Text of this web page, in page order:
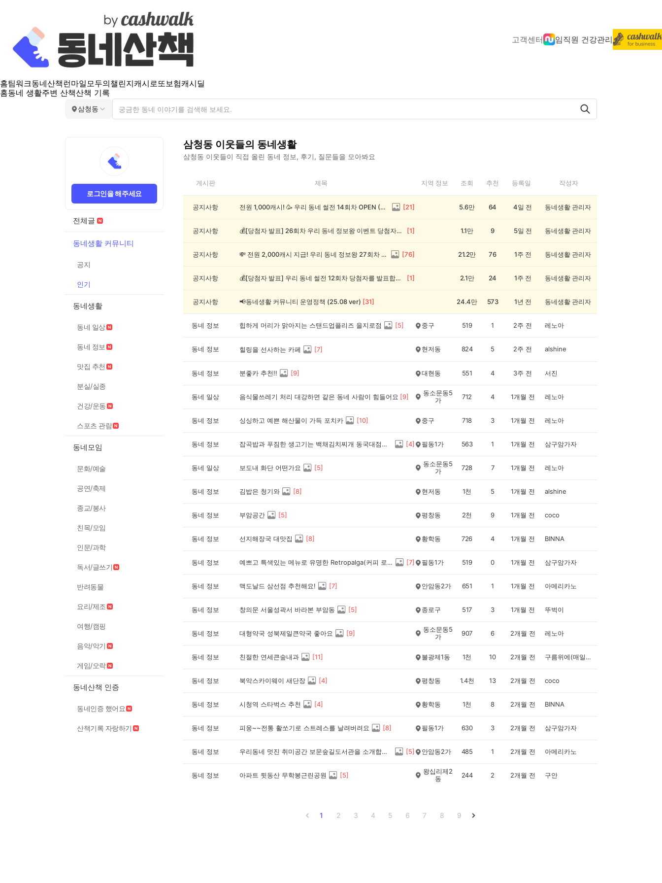
고객센터 임직원 건강관리
홈팀워크동네산책 런마일모두의챌린지캐시로또보험캐시딜
홈동네 생활주변 산책산책 기록
삼청동
로그인을 해주세요
전체글
동네생활 커뮤니티
공지
인기
동네생활
동네 일상
동네 정보
맛집 추천
분실/실종
건강/운동
스포츠 관람
동네모임
문화/예술
공연/축제
종교/봉사
친목/모임
인문/과학
독서/글쓰기
반려동물
요리/제조
여행/캠핑
음악/악기
게임/오락
동네산책 인증
동네인증 했어요
산책기록 자랑하기
삼청동 이웃들의 동네생활
삼청동 이웃들이 직접 올린 동네 정보, 후기, 질문들을 모아봐요
동
게시판 제목 지역 정보 조회 추천 등록일 작성자
공지사항 전원 1,000캐시! 🥳 우리 동네 썰전 14회차 OPEN (~8/17) [21] 5.6만 64 4일 전 동네생활 관리자
공지사항 💰[당첨자 발표] 26회차 우리 동네 정보왕 이벤트 당첨자를 발표합니다! [1] 1.1만 9 5일 전 동네생활 관리자
공지사항 💸 전원 2,000캐시 지급! 우리 동네 정보왕 27회차 (~8/10) [76] 21.2만 76 1주 전 동네생활 관리자
공지사항 💰[당첨자 발표] 우리 동네 썰전 12회차 당첨자를 발표합니다! [1] 2.1만 24 1주 전 동네생활 관리자
공지사항 📢동네생활 커뮤니티 운영정책 (25.08 ver) [31] 24.4만 573 1년 전 동네생활 관리자
동네 정보 힙하게 머리가 맑아지는 스탠드업플리즈 을지로점 [5] 중구 519 1 2주 전 레노아
동네 정보 힐링을 선사하는 카페 [7] 현저동 824 5 2주 전 alshine
동네 정보 분좋카 추천!! [9] 대현동 551 4 3주 전 서진
동네 일상 음식물쓰레기 처리 대강하면 같은 동네 사람이 힘들어요 [9]
동소문동5
가
712 4 1개월 전 레노아
동네 정보 싱싱하고 예쁜 해산물이 가득 포치카 [10] 중구 718 3 1개월 전 레노아
동네 정보 잡곡밥과 푸짐한 생고기는 백채김치찌개 동국대점에서~~ [4] 필동1가 563 1 1개월 전 삼구암가자
동네 일상 보도내 화단 어떤가요 [5]
동소문동5
가
728 7 1개월 전 레노아
동네 정보 김밥은 청기와 [8] 현저동 1천 5 1개월 전 alshine
동네 정보 부암공간 [5] 평창동 2천 9 1개월 전 coco
동네 정보 선지해장국 대맛집 [8] 황학동 726 4 1개월 전 BINNA
동네 정보 예쁘고 특색있는 메뉴로 유명한 Retropalga(커피 로스터스) [7] 필동1가 519 0 1개월 전 삼구암가자
동네 정보 맥도날드 삼선점 추천해요! [7] 안암동2가 651 1 1개월 전 아메리카노
동네 정보 창의문 서울성곽서 바라본 부암동 [5] 종로구 517 3 1개월 전 뚜벅이
동네 정보 대형약국 성북제일큰약국 좋아요 [9]
동소문동5
가
907 6 2개월 전 레노아
동네 정보 친절한 연세큰숲내과 [11] 불광제1동 1천 10 2개월 전 구름위에(매일오전중)
동네 정보 북악스카이웨이 새단장 [4] 평창동 1.4천 13 2개월 전 coco
동네 정보 시청역 스타벅스 추천 [4] 황학동 1천 8 2개월 전 BINNA
동네 정보 피웅~~전통 활쏘기로 스트레스를 날려버려요 [8] 필동1가 630 3 2개월 전 삼구암가자
동네 정보 우리동네 멋진 취미공간 보문숲길도서관을 소개합니다 [5] 안암동2가 485 1 2개월 전 아메리카노
동네 정보 아파트 뒷동산 무학봉근린공원 [5]
왕십리제2
동
244 2 2개월 전 구안
1 2 3 4 5 6 7 8 9